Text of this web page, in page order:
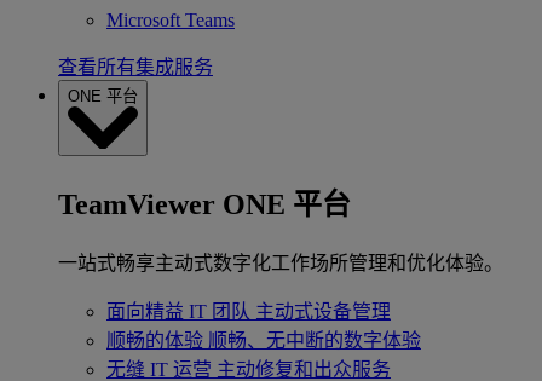
Microsoft Teams
查看所有集成服务
ONE 平台
TeamViewer ONE 平台
一站式畅享主动式数字化工作场所管理和优化体验。
面向精益 IT 团队 主动式设备管理
顺畅的体验 顺畅、无中断的数字体验
无缝 IT 运营 主动修复和出众服务